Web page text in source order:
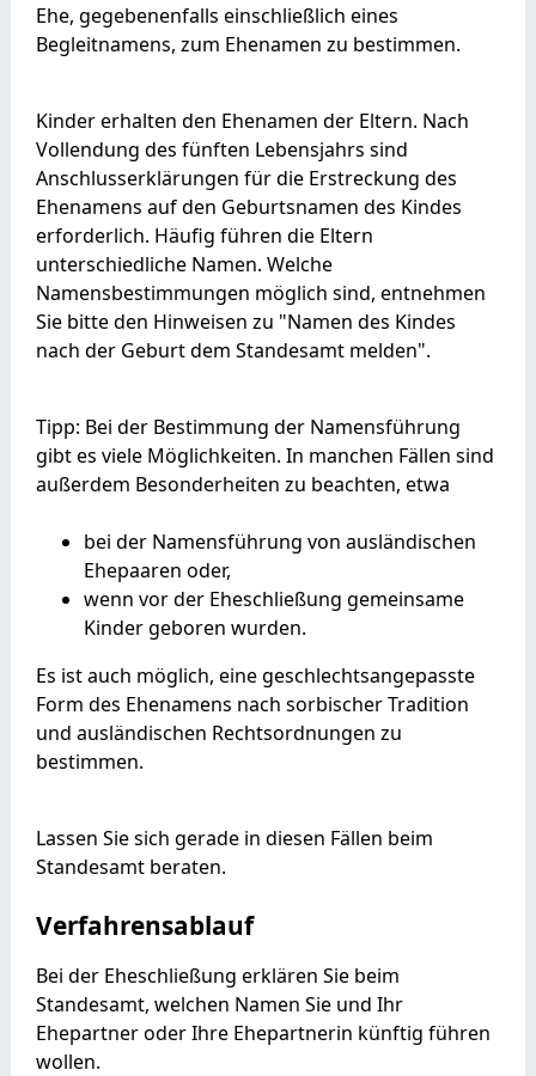
Ehe, gegebenenfalls einschließlich eines
Begleitnamens, zum Ehenamen zu bestimmen.
Kinder erhalten den Ehenamen der Eltern. Nach
Vollendung des fünften Lebensjahrs sind
Anschlusserklärungen für die Erstreckung des
Ehenamens auf den Geburtsnamen des Kindes
erforderlich. Häufig führen die Eltern
unterschiedliche Namen. Welche
Namensbestimmungen möglich sind, entnehmen
Sie bitte den Hinweisen zu "Namen des Kindes
nach der Geburt dem Standesamt melden".
Tipp: Bei der Bestimmung der Namensführung
gibt es viele Möglichkeiten. In manchen Fällen sind
außerdem Besonderheiten zu beachten, etwa
bei der Namensführung von ausländischen
Ehepaaren oder,
wenn vor der Eheschließung gemeinsame
Kinder geboren wurden.
Es ist auch möglich, eine geschlechtsangepasste
Form des Ehenamens nach sorbischer Tradition
und ausländischen Rechtsordnungen zu
bestimmen.
Lassen Sie sich gerade in diesen Fällen beim
Standesamt beraten.
Verfahrensablauf
Bei der Eheschließung erklären Sie beim
Standesamt, welchen Namen Sie und Ihr
Ehepartner oder Ihre Ehepartnerin künftig führen
wollen.